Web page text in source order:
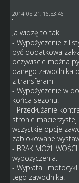
2014-05-21, 16:53:46
Ja widzę to tak.
- Wypożyczenie z
być dodatkowa
oczywiscie można
danego zawodnika
z transferami
- Wypożyczenie w
końca sezonu.
- Przedłużanie
stronie macierzystej
wszystkie opcje
zablokowane
- BRAK
wypożyczenia.
- Wypłata i
tego zawodnika.